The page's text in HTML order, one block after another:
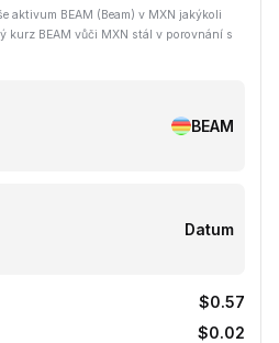
aktivum BEAM (Beam) v MXN jakýkoli
kurz BEAM vůči MXN stál v porovnání s
BEAM
Datum
$0.57
$0.02